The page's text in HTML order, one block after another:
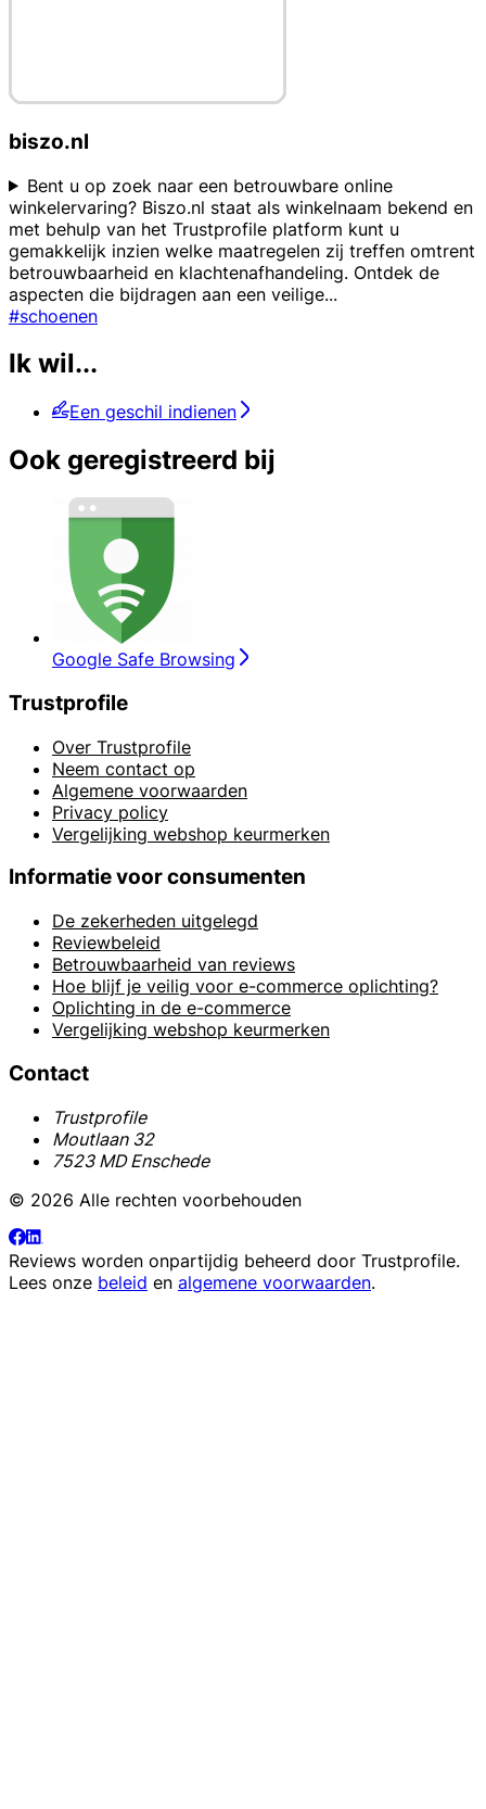
biszo.nl
Bent u op zoek naar een betrouwbare online
winkelervaring? Biszo.nl staat als winkelnaam bekend en
met behulp van het Trustprofile platform kunt u
gemakkelijk inzien welke maatregelen zij treffen omtrent
betrouwbaarheid en klachtenafhandeling. Ontdek de
aspecten die bijdragen aan een veilige...
#schoenen
Ik wil...
Een geschil indienen
Ook geregistreerd bij
Google Safe Browsing
Trustprofile
Over Trustprofile
Neem contact op
Algemene voorwaarden
Privacy policy
Vergelijking webshop keurmerken
Informatie voor consumenten
De zekerheden uitgelegd
Reviewbeleid
Betrouwbaarheid van reviews
Hoe blijf je veilig voor e-commerce oplichting?
Oplichting in de e-commerce
Vergelijking webshop keurmerken
Contact
Trustprofile
Moutlaan 32
7523 MD Enschede
© 2026 Alle rechten voorbehouden
Reviews worden onpartijdig beheerd door Trustprofile.
Lees onze beleid en algemene voorwaarden.